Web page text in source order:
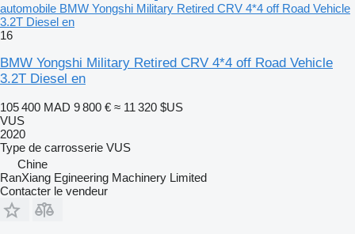
automobile BMW Yongshi Military Retired CRV 4*4 off Road Vehicle
3.2T Diesel en
16
BMW Yongshi Military Retired CRV 4*4 off Road Vehicle
3.2T Diesel en
105 400 MAD 9 800 € ≈ 11 320 $US
VUS
2020
Type de carrosserie VUS
Chine
RanXiang Egineering Machinery Limited
Contacter le vendeur